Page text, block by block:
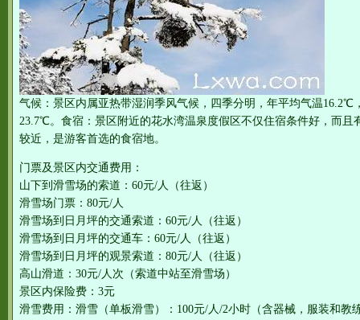
气候：景区内属亚热带湿润季风气候，四季分明，年平均气温
23.7℃。食宿：景区附近的花水湾温泉度假区不仅住宿条件好，而且
较近，是游客首选的食宿地。
门票及景区内交通费用：
山下到滑雪场的索道：60元/人（往返）
滑雪场门票：80元/人
滑雪场到日月坪的交通索道：60元/人（往返）
滑雪场到日月坪的交通车：60元/人（往返）
滑雪场到日月坪的观景索道：80元/人（往返）
高山滑道：30元/人次（索道中站至滑雪场）
景区内保险费：3元
滑雪费用：滑雪（单板滑雪）：100元/人/2小时（含器械，服装和教